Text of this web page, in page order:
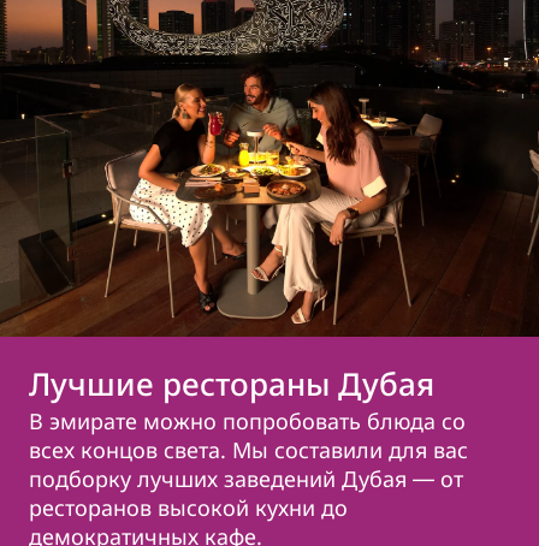
Лучшие рестораны Дубая
В эмирате можно попробовать блюда со
всех концов света. Мы составили для вас
подборку лучших заведений Дубая ― от
ресторанов высокой кухни до
демократичных кафе.